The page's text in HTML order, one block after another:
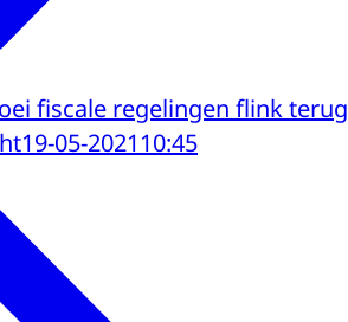
fiscale regelingen flink terug
19-05-202110:45